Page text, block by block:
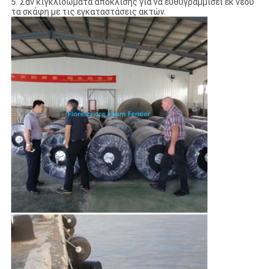
5. Σαν κιγκλιδώματα απόκλισης για να ευθυγραμμίσει εκ νέου
τα σκάφη με τις εγκαταστάσεις ακτών.